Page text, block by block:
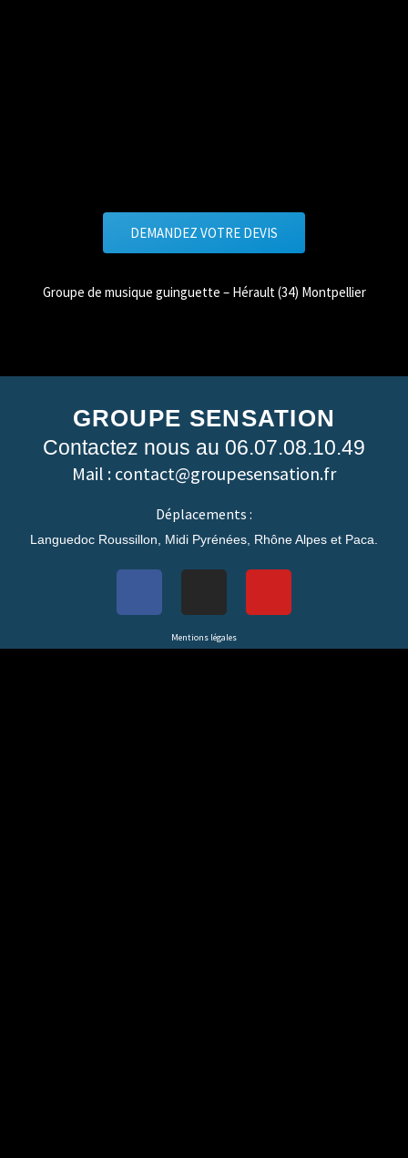
DEMANDEZ VOTRE DEVIS
Groupe de musique guinguette – Hérault (34) Montpellier
GROUPE SENSATION
Contactez nous au 06.07.08.10.49
Mail : contact@groupesensation.fr
Déplacements :
Languedoc Roussillon, Midi Pyrénées, Rhône Alpes et Paca.
Mentions légales